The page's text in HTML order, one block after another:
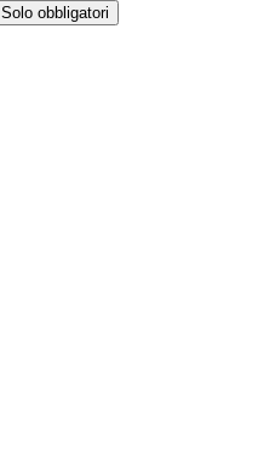
Solo obbligatori